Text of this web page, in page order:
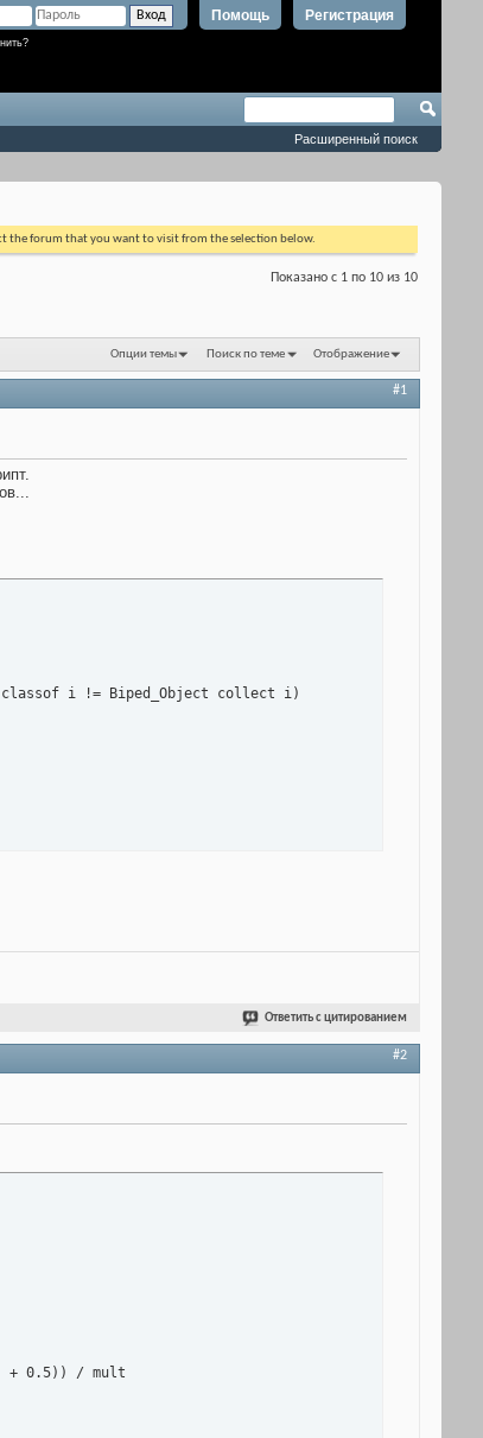
Регистрация
Помощь
Расширенный поиск
the forum that you want to visit from the selection below.
Показано с 1 по 10 из 10
Опции темы Поиск по теме Отображение
#1
classof i != Biped_Object collect i)
Ответить с цитированием
#2
+ 0.5)) / mult